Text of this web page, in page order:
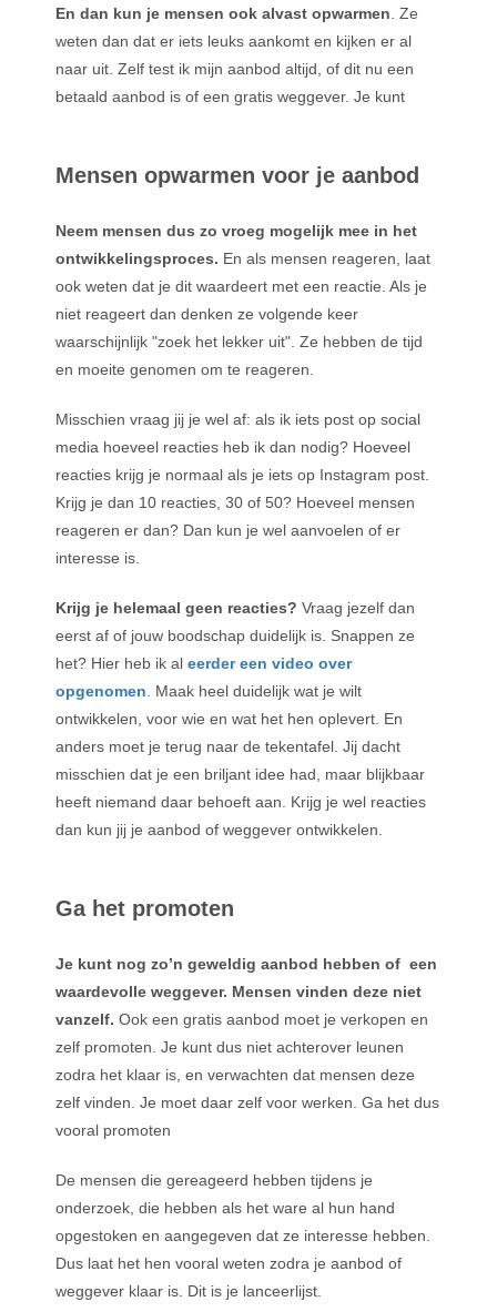
En dan kun je mensen ook alvast opwarmen . Ze
weten dan dat er iets leuks aankomt en kijken er al
naar uit. Zelf test ik mijn aanbod altijd, of dit nu een
betaald aanbod is of een gratis weggever. Je kunt
Mensen opwarmen voor je aanbod
Neem mensen dus zo vroeg mogelijk mee in het
ontwikkelingsproces. En als mensen reageren, laat
ook weten dat je dit waardeert met een reactie. Als je
niet reageert dan denken ze volgende keer
waarschijnlijk "zoek het lekker uit". Ze hebben de tijd
en moeite genomen om te reageren.
Misschien vraag jij je wel af: als ik iets post op social
media hoeveel reacties heb ik dan nodig? Hoeveel
reacties krijg je normaal als je iets op Instagram post.
Krijg je dan 10 reacties, 30 of 50? Hoeveel mensen
reageren er dan? Dan kun je wel aanvoelen of er
interesse is.
Krijg je helemaal geen reacties? Vraag jezelf dan
eerst af of jouw boodschap duidelijk is. Snappen ze
het? Hier heb ik al eerder een video over
opgenomen . Maak heel duidelijk wat je wilt
ontwikkelen, voor wie en wat het hen oplevert. En
anders moet je terug naar de tekentafel. Jij dacht
misschien dat je een briljant idee had, maar blijkbaar
heeft niemand daar behoeft aan. Krijg je wel reacties
dan kun jij je aanbod of weggever ontwikkelen.
Ga het promoten
Je kunt nog zo’n geweldig aanbod hebben of een
waardevolle weggever. Mensen vinden deze niet
vanzelf. Ook een gratis aanbod moet je verkopen en
zelf promoten. Je kunt dus niet achterover leunen
zodra het klaar is, en verwachten dat mensen deze
zelf vinden. Je moet daar zelf voor werken. Ga het dus
vooral promoten
De mensen die gereageerd hebben tijdens je
onderzoek, die hebben als het ware al hun hand
opgestoken en aangegeven dat ze interesse hebben.
Dus laat het hen vooral weten zodra je aanbod of
weggever klaar is. Dit is je lanceerlijst.